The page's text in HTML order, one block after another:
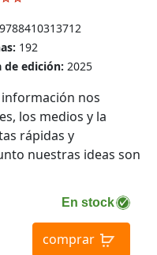
9788410313712
192
de edición: 2025
En stock
comprar
nos
los medios y la
rápidas y
nuestras ideas son